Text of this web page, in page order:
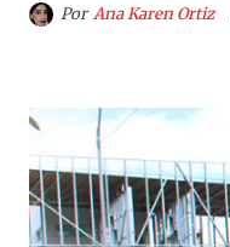
Por Ana Karen Ortiz